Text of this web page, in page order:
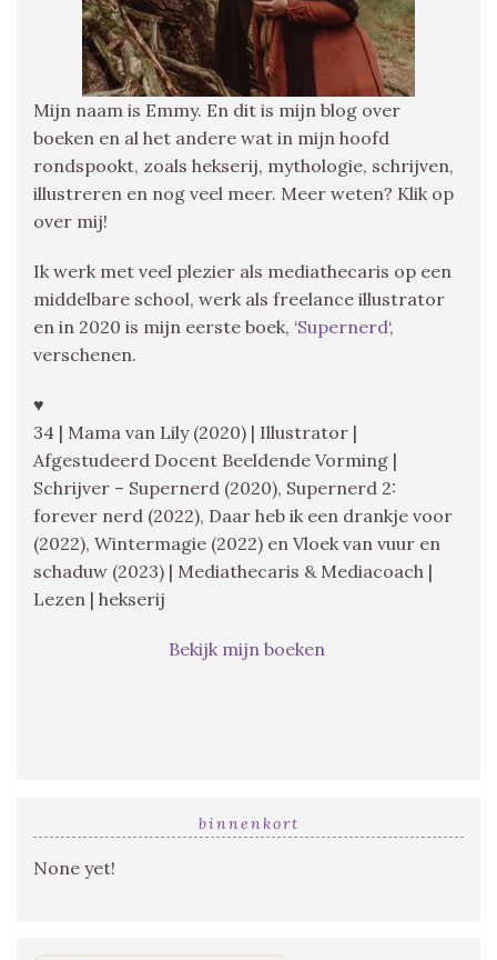
Mijn naam is Emmy. En dit is mijn blog over
boeken en al het andere wat in mijn hoofd
rondspookt, zoals hekserij, mythologie, schrijven,
illustreren en nog veel meer. Meer weten? Klik op
over mij!
Ik werk met veel plezier als mediathecaris op een
middelbare school, werk als freelance illustrator
en in 2020 is mijn eerste boek, ‘Supernerd‘,
verschenen.
♥
34 | Mama van Lily (2020) | Illustrator |
Afgestudeerd Docent Beeldende Vorming |
Schrijver – Supernerd (2020), Supernerd 2:
forever nerd (2022), Daar heb ik een drankje voor
(2022), Wintermagie (2022) en Vloek van vuur en
schaduw (2023) | Mediathecaris & Mediacoach |
Lezen | hekserij
Bekijk mijn boeken
binnenkort
None yet!